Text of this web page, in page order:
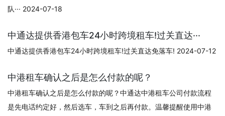
队··· 2024-07-18
中通达提供香港包车24小时跨境租车!过关直达···
中通达提供香港包车24小时跨境租车!过关直达免落车! 2024-07-12
中港租车确认之后是怎么付款的呢？
中港租车确认之后是怎么付款的呢？中通达中港租车公司付款流程
是先电话约定好，然后选车，车到之后再付款。温馨提醒使用中港